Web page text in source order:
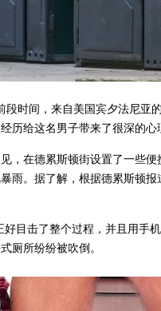
段时间，来自美国宾夕法尼亚
历给这名男子带来了很深的心
，在德累斯顿街设置了一些
雨。据了解，根据德累斯顿
好目击了整个过程，并且用手
厕所纷纷被吹倒。